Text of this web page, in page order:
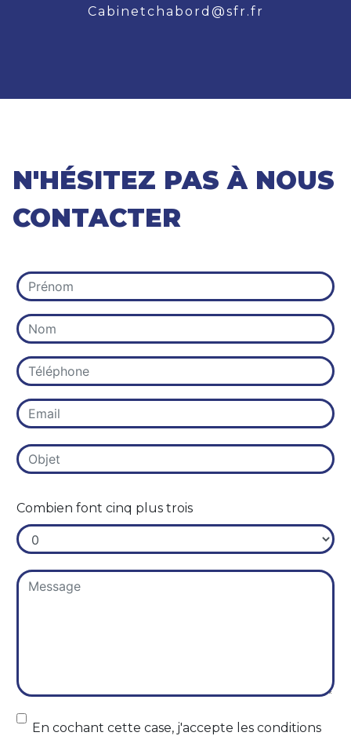
cabinetchabord@sfr.fr
N'HÉSITEZ PAS À NOUS
CONTACTER
Combien font cinq plus trois
En cochant cette case, j'accepte les conditions